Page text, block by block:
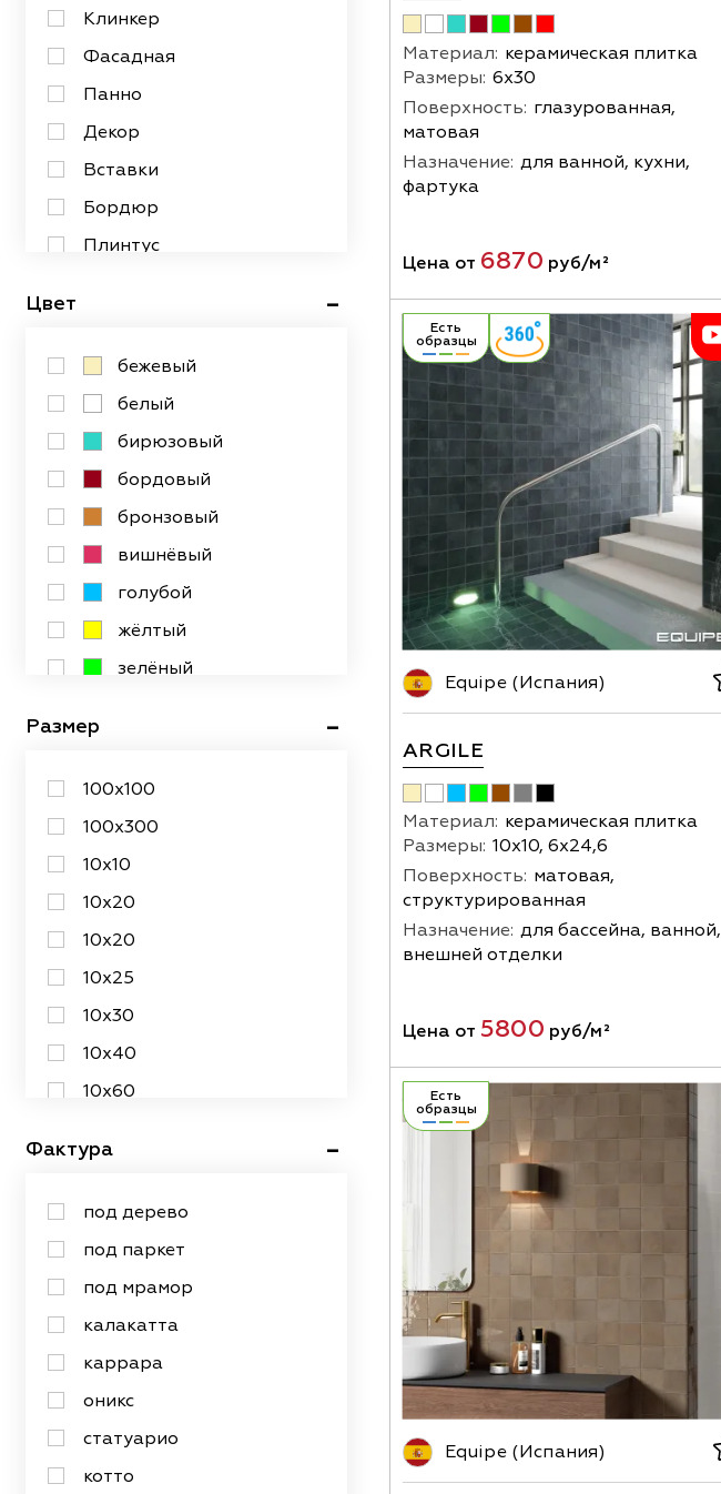
Клинкер
Фасадная
Панно
Декор
Вставки
Бордюр
Плинтус
Цвет
бежевый
белый
бирюзовый
бордовый
бронзовый
вишнёвый
голубой
жёлтый
зелёный
красный
оранжевый
разноцветный
розовый
серебряный
серый
синий
сиреневый
темно-серый
Размер
100х100
100х300
10х10
10х20
10х20
10х25
10х30
10х40
10х60
10х90
12,5х50
120х120
120х240
120х278
120х280
12х12
12х25
13х13
Фактура
под дерево
под паркет
под мрамор
калакатта
каррара
оникс
статуарио
котто
Материал: керамическая плитка
Размеры: 6х30
Поверхность: глазурованная,
матовая
Назначение: для ванной, кухни,
фартука
Цена от 6870 руб/м²
Есть
образцы
Equipe (Испания)
ARGILE
Материал: керамическая плитка
Размеры: 10х10, 6х24,6
Поверхность: матовая,
структурированная
Назначение: для бассейна, ванной,
внешней отделки
Цена от 5800 руб/м²
Есть
образцы
Equipe (Испания)